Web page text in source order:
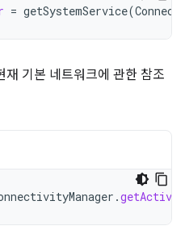
= getSystemService(
재 기본 네트워크에 관한 참조
.